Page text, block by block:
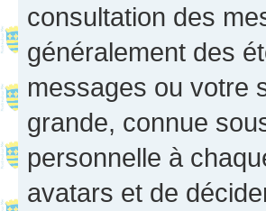
consultation des
généralement des
messages ou votre
grande, connue
personnelle à
avatars et de